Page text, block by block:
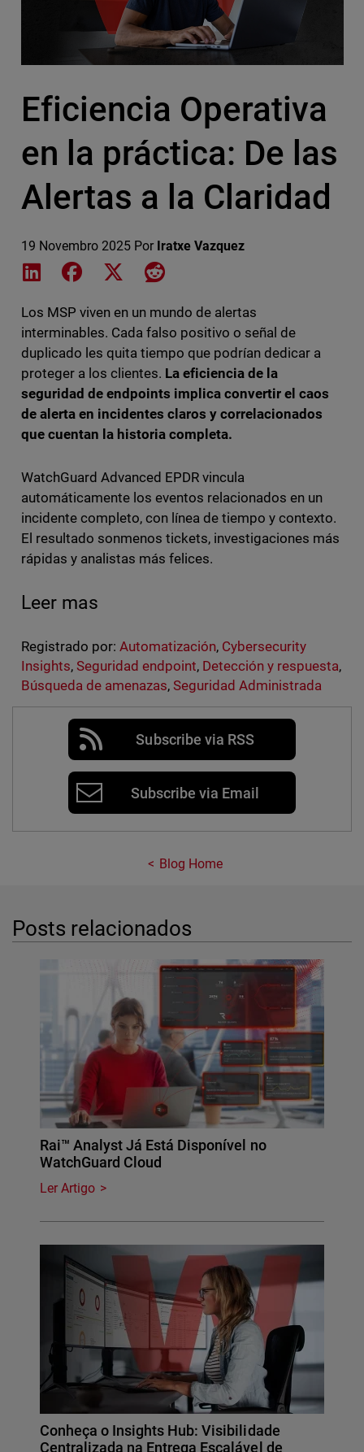
Eficiencia Operativa
en la práctica: De las
Alertas a la Claridad
19 Novembro 2025 Por Iratxe Vazquez
Share on LinkedIn
Share on Facebook
Share on XShare on Reddit
Los MSP viven en un mundo de alertas
interminables. Cada falso positivo o señal de
duplicado les quita tiempo que podrían dedicar a
proteger a los clientes. La eficiencia de la
seguridad de endpoints implica convertir el caos
de alerta en incidentes claros y correlacionados
que cuentan la historia completa.
WatchGuard Advanced EPDR vincula
automáticamente los eventos relacionados en un
incidente completo, con línea de tiempo y contexto.
El resultado sonmenos tickets, investigaciones más
rápidas y analistas más felices.
Leer mas
Registrado por: Automatización, Cybersecurity
Insights, Seguridad endpoint, Detección y respuesta,
Búsqueda de amenazas, Seguridad Administrada
Subscribe via RSS
Subscribe via Email
Blog Home
Posts relacionados
Rai™ Analyst Já Está Disponível no
WatchGuard Cloud
Ler Artigo
Conheça o Insights Hub: Visibilidade
Centralizada na Entrega Escalável de